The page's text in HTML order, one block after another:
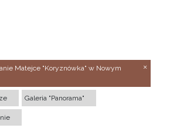
Matejce "Koryznówka" w Nowym
Galeria "Panorama"